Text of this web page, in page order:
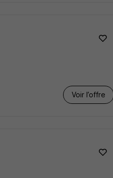
Voir l’offre